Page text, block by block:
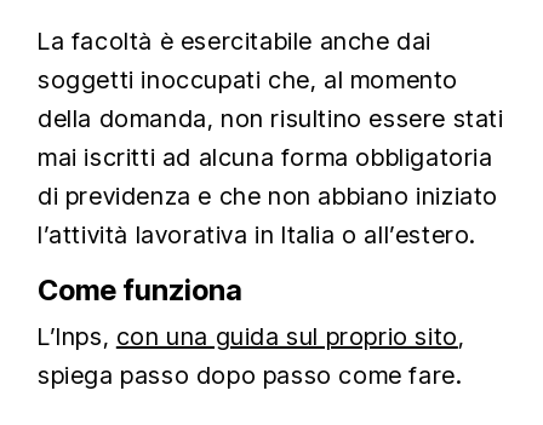
La facoltà è esercitabile anche dai
soggetti inoccupati che, al momento
della domanda, non risultino essere stati
mai iscritti ad alcuna forma obbligatoria
di previdenza e che non abbiano iniziato
l’attività lavorativa in Italia o all’estero.
Come funziona
L’Inps, con una guida sul proprio sito,
spiega passo dopo passo come fare.